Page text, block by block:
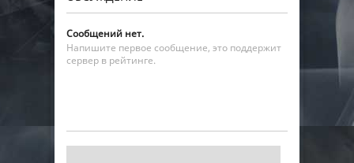
Сообщений нет.
Напишите первое сообщение, это поддержит
сервер в рейтинге.